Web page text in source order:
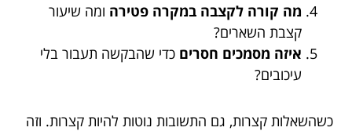
מה קורה לקצבה במקרה פטירה ומה שיעור
קצבת השארים?
איזה מסמכים חסרים כדי שהבקשה תעבור בלי
עיכובים?
כשהשאלות קצרות, גם התשובות נוטות להיות קצרות. וזה